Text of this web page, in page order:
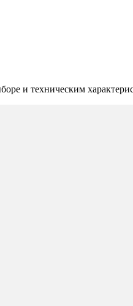
и техническим